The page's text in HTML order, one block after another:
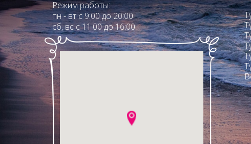
Режим работы:
пн - вт с 9:00 до 20:00
сб, вс с 11:00 до 16:00